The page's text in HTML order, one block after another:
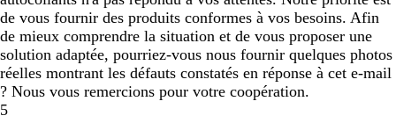
de vous fournir des produits conformes à vos besoins. Afin
de mieux comprendre la situation et de vous proposer une
solution adaptée, pourriez-vous nous fournir quelques photos
réelles montrant les défauts constatés en réponse à cet e-mail
? Nous vous remercions pour votre coopération.
5